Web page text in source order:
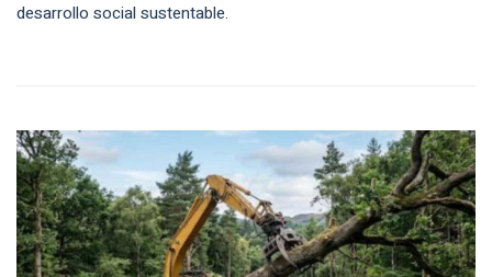
desarrollo social sustentable.